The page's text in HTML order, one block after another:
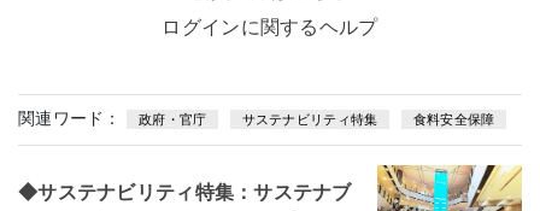
ログインに関するヘルプ
関連ワード： 政府・官庁 サステナビリティ特集 食料安全保障
◆サステナビリティ特集：サステナブ